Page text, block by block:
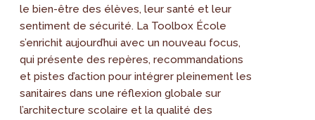
le bien-être des élèves, leur santé et leur
sentiment de sécurité. La Toolbox École
s’enrichit aujourd’hui avec un nouveau focus,
qui présente des repères, recommandations
et pistes d’action pour intégrer pleinement les
sanitaires dans une réflexion globale sur
l’architecture scolaire et la qualité des